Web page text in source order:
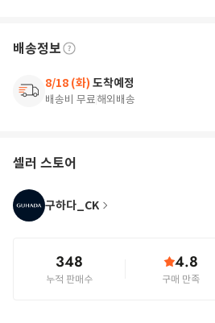
배송정보
8/18 (화) 도착예정
배송비 무료해외배송
셀러 스토어
구하다_CK
348
누적 판매수
4.8
구매 만족